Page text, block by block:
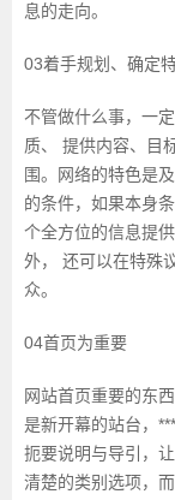
息的走向。
03着手规划、确定
不管做什么事，一
质、 提供内容、目
围。网络的特色是
的条件，如果本身
个全方位的信息提
外， 还可以在特殊
众。
04首页为重要
网站首页重要的东
是新开幕的站台，
扼要说明与导引，
清楚的类别选项，